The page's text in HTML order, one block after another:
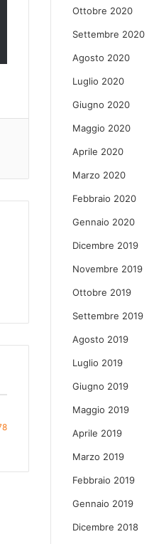
Ottobre 2020
Settembre 2020
Agosto 2020
Luglio 2020
Giugno 2020
Maggio 2020
Aprile 2020
Marzo 2020
Febbraio 2020
Gennaio 2020
Dicembre 2019
Novembre 2019
Ottobre 2019
Settembre 2019
Agosto 2019
Luglio 2019
Giugno 2019
Maggio 2019
Aprile 2019
Marzo 2019
Febbraio 2019
Gennaio 2019
Dicembre 2018